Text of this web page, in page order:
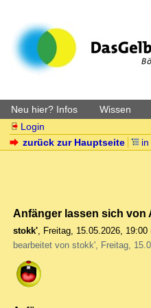
Neu hier? Infos Wissen
Login
zurück zur Hauptseite
Anfänger lassen sich von
stokk', Freitag, 15.05.2026, 19:00
bearbeitet von stokk', Freitag,